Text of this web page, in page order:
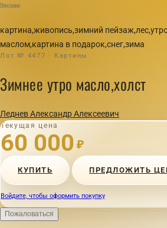
Описание
картина,живопись,зимний
маслом,картина в подарок,снег,зима
Лот № 4477 · Картины
Зимнее утро масло,холст
Леднев Александр Алексеевич
Текущая цена
60 000 ₽
КУПИТЬ ПРЕДЛОЖИТЬ
Войдите, чтобы оформить покупку
Пожаловаться